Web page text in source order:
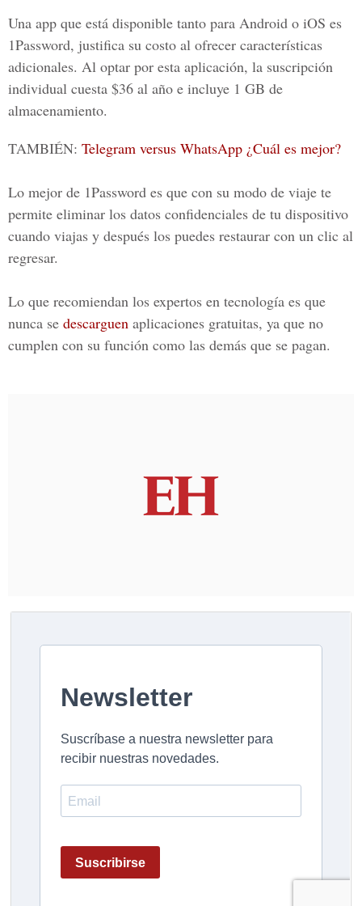
Una app que está disponible tanto para Android o iOS es
1Password, justifica su costo al ofrecer características
adicionales. Al optar por esta aplicación, la suscripción
individual cuesta $36 al año e incluye 1 GB de
almacenamiento.
TAMBIÉN: Telegram versus WhatsApp ¿Cuál es mejor?
Lo mejor de 1Password es que con su modo de viaje te
permite eliminar los datos confidenciales de tu dispositivo
cuando viajas y después los puedes restaurar con un clic al
regresar.
Lo que recomiendan los expertos en tecnología es que
nunca se descarguen aplicaciones gratuitas, ya que no
cumplen con su función como las demás que se pagan.